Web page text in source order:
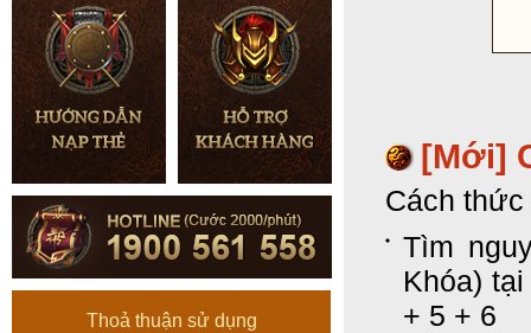
Thoả thuận sử dụng
[Mới]
Cách
Tìm
Khóa)
+ 5 + 6